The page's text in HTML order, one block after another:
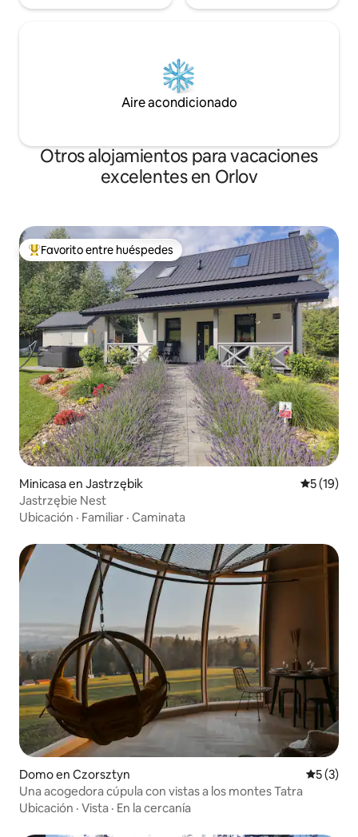
Aire acondicionado
Otros alojamientos para vacaciones
excelentes en Orlov
Favorito entre huéspedes preferido
Favorito entre huéspedes
Minicasa en Jastrzębik
5 (19)
Jastrzębie Nest
Ubicación · Familiar · Caminata
Domo en Czorsztyn
5 (3)
Una acogedora cúpula con vistas a los montes Tatra
Ubicación · Vista · En la cercanía